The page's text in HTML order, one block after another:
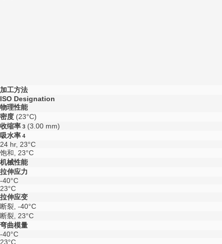
加工方法
ISO Designation
物理性能
密度 (23°C)
收缩率 3 (3.00 mm)
吸水率 4
24 hr, 23°C
饱和, 23°C
机械性能
拉伸应力
-40°C
23°C
拉伸应变
断裂, -40°C
断裂, 23°C
弯曲模量
-40°C
23°C